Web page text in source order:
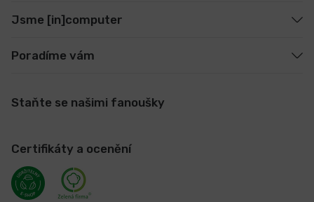
Jsme [in]computer
Poradíme vám
Staňte se našimi fanoušky
Certifikáty a ocenění